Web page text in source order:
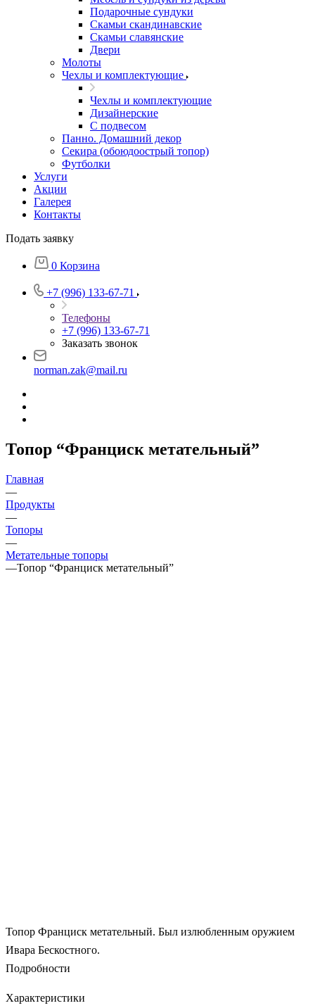
Подарочные сундуки
Скамьи скандинавские
Скамьи славянские
Двери
Молоты
Чехлы и комплектующие
Чехлы и комплектующие
Дизайнерские
С подвесом
Панно. Домашний декор
Секира (обоюдоострый топор)
Футболки
Услуги
Акции
Галерея
Контакты
Подать заявку
0 Корзина
+7 (996) 133-67-71
Телефоны
+7 (996) 133-67-71
Заказать звонок
norman.zak@mail.ru
Топор “Франциск метательный”
Главная
—
Продукты
—
Топоры
—
Метательные топоры
—Топор “Франциск метательный”
Топор Франциск метательный. Был излюбленным оружием
Ивара Бескостного.
Подробности
Характеристики